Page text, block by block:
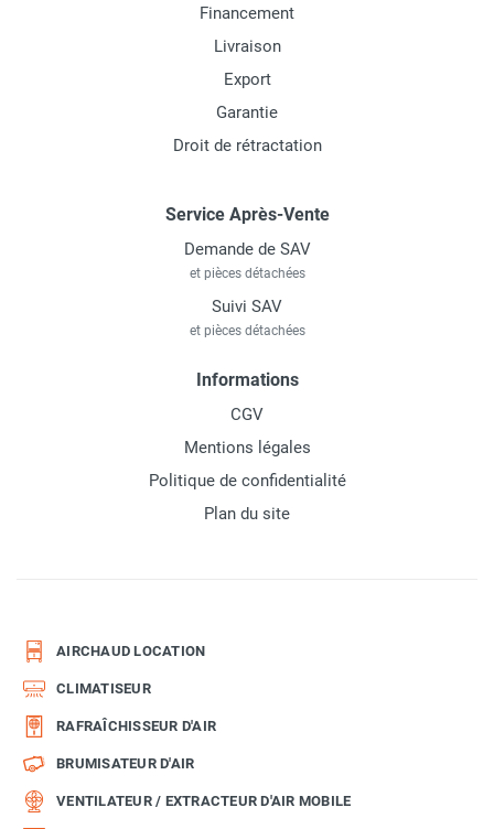
Financement
Livraison
Export
Garantie
Droit de rétractation
Service Après-Vente
Demande de SAV
et pièces détachées
Suivi SAV
et pièces détachées
Informations
CGV
Mentions légales
Politique de confidentialité
Plan du site
AIRCHAUD LOCATION
CLIMATISEUR
RAFRAÎCHISSEUR D'AIR
BRUMISATEUR D'AIR
VENTILATEUR / EXTRACTEUR D'AIR MOBILE